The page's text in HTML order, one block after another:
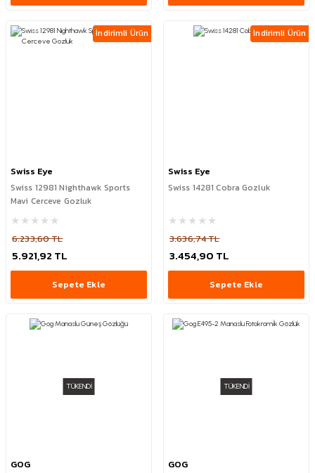
İndirimli Ürün
Swiss Eye
Swiss 12981 Nighthawk Sports
Mavi Cerceve Gozluk
6.233,60 TL
5.921,92 TL
Sepete Ekle
İndirimli Ürün
Swiss Eye
Swiss 14281 Cobra Gozluk
3.636,74 TL
3.454,90 TL
Sepete Ekle
TÜKENDİ
GOG
TÜKENDİ
GOG